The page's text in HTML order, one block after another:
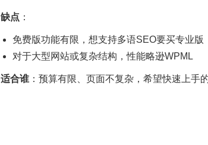
缺点 ：
免费版功能有限，想支持多语SEO要买专业版
对于大型网站或复杂结构，性能略逊WPML
适合谁 ：预算有限、页面不复杂，希望快速上手